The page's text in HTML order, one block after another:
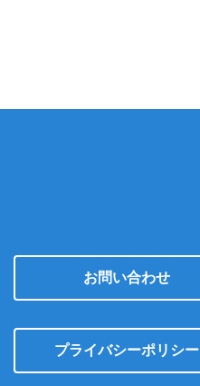
お問い合わせ
プライバシーポリシー